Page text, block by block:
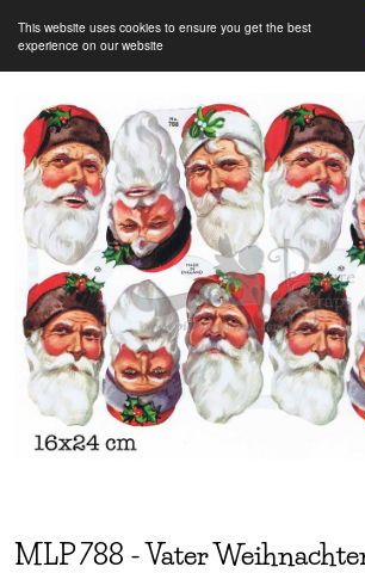
This website uses cookies to ensure you get the best
experience on our website
MLP788 -Vater